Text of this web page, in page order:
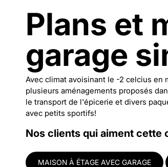
Plans et
garage
Avec climat avoisinant le -2 celcius en
plusieurs aménagements proposés
le transport de l'épicerie et divers
avec petits sportifs!
Nos clients qui aiment cette
MAISON À ÉTAGE AVEC GARAGE